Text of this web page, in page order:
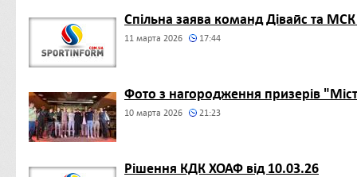
Спільна заява команд Дівайс та
11 марта 2026 17:44
Фото з нагородження призерів
10 марта 2026 21:23
Рішення КДК ХОАФ від 10.03.26